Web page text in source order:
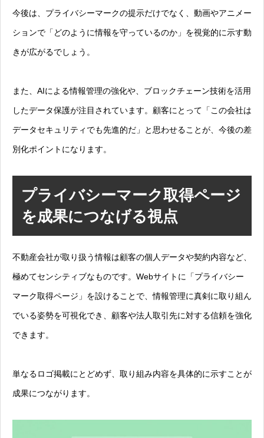
今後は、プライバシーマークの提示だけでなく、動画やアニメー
ションで「どのように情報を守っているのか」を視覚的に示す動
きが広がるでしょう。
また、AIによる情報管理の強化や、ブロックチェーン技術を活用
したデータ保護が注目されています。顧客にとって「この会社は
データセキュリティでも先進的だ」と思わせることが、今後の差
別化ポイントになります。
プライバシーマーク取得ページ
を成果につなげる視点
不動産会社が取り扱う情報は顧客の個人データや契約内容など、
極めてセンシティブなものです。Webサイトに「プライバシー
マーク取得ページ」を設けることで、情報管理に真剣に取り組ん
でいる姿勢を可視化でき、顧客や法人取引先に対する信頼を強化
できます。
単なるロゴ掲載にとどめず、取り組み内容を具体的に示すことが
成果につながります。